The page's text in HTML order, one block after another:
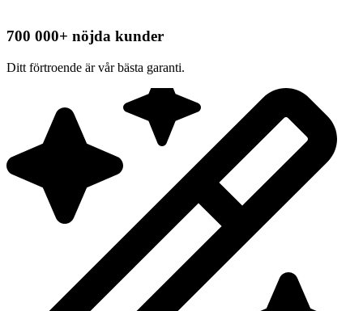
700 000+ nöjda kunder
Ditt förtroende är vår bästa garanti.